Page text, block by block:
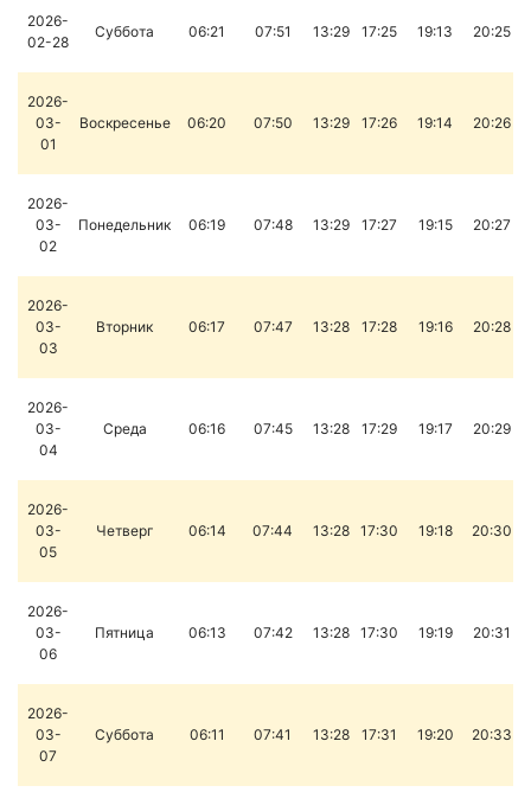
2026-
02-28
Суббота 06:21 07:51 13:29 17:25 19:13 20:25
2026-
03-
01
Воскресенье 06:20 07:50 13:29 17:26 19:14 20:26
2026-
03-
02
Понедельник 06:19 07:48 13:29 17:27 19:15 20:27
2026-
03-
03
Вторник 06:17 07:47 13:28 17:28 19:16 20:28
2026-
03-
04
Среда 06:16 07:45 13:28 17:29 19:17 20:29
2026-
03-
05
Четверг 06:14 07:44 13:28 17:30 19:18 20:30
2026-
03-
06
Пятница 06:13 07:42 13:28 17:30 19:19 20:31
2026-
03-
07
Суббота 06:11 07:41 13:28 17:31 19:20 20:33